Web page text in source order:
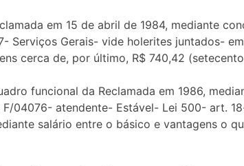
em 15 de abril de 1984, mediante
Gerais- vide holerites juntados-
cerca de, por último, R$ 740,42
funcional da Reclamada em 1986,
04076- atendente- Estável- Lei 500- art.
salário entre o básico e vantagens o